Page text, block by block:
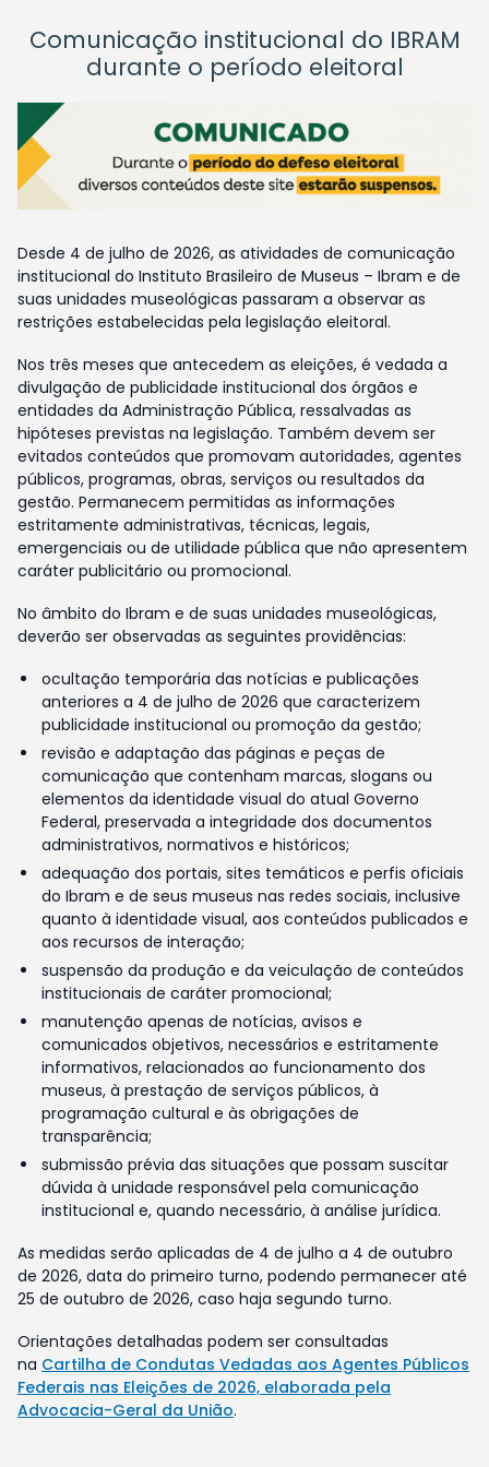
Comunicação institucional do IBRAM
durante o período eleitoral
Desde 4 de julho de 2026, as atividades de comunicação
institucional do Instituto Brasileiro de Museus – Ibram e de
suas unidades museológicas passaram a observar as
restrições estabelecidas pela legislação eleitoral.
Nos três meses que antecedem as eleições, é vedada a
divulgação de publicidade institucional dos órgãos e
entidades da Administração Pública, ressalvadas as
hipóteses previstas na legislação. Também devem ser
evitados conteúdos que promovam autoridades, agentes
públicos, programas, obras, serviços ou resultados da
gestão. Permanecem permitidas as informações
estritamente administrativas, técnicas, legais,
emergenciais ou de utilidade pública que não apresentem
caráter publicitário ou promocional.
No âmbito do Ibram e de suas unidades museológicas,
deverão ser observadas as seguintes providências:
ocultação temporária das notícias e publicações
anteriores a 4 de julho de 2026 que caracterizem
publicidade institucional ou promoção da gestão;
revisão e adaptação das páginas e peças de
comunicação que contenham marcas, slogans ou
elementos da identidade visual do atual Governo
Federal, preservada a integridade dos documentos
administrativos, normativos e históricos;
adequação dos portais, sites temáticos e perfis oficiais
do Ibram e de seus museus nas redes sociais, inclusive
quanto à identidade visual, aos conteúdos publicados e
aos recursos de interação;
suspensão da produção e da veiculação de conteúdos
institucionais de caráter promocional;
manutenção apenas de notícias, avisos e
comunicados objetivos, necessários e estritamente
informativos, relacionados ao funcionamento dos
museus, à prestação de serviços públicos, à
programação cultural e às obrigações de
transparência;
submissão prévia das situações que possam suscitar
dúvida à unidade responsável pela comunicação
institucional e, quando necessário, à análise jurídica.
As medidas serão aplicadas de 4 de julho a 4 de outubro
de 2026, data do primeiro turno, podendo permanecer até
25 de outubro de 2026, caso haja segundo turno.
Orientações detalhadas podem ser consultadas
na Cartilha de Condutas Vedadas aos Agentes Públicos
Federais nas Eleições de 2026, elaborada pela
Advocacia-Geral da União.